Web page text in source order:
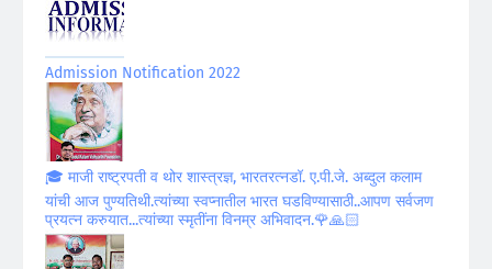
Admission Notification 2022
🎓 माजी राष्ट्रपती व थोर शास्त्रज्ञ, भारतरत्नडॉ. ए.पी.जे. अब्दुल कलाम
यांची आज पुण्यतिथी.त्यांच्या स्वप्नातील भारत घडविण्यासाठी..आपण सर्वजण
प्रयत्न करुयात...त्यांच्या स्मृतींना विनम्र अभिवादन.🌹🙏🏻